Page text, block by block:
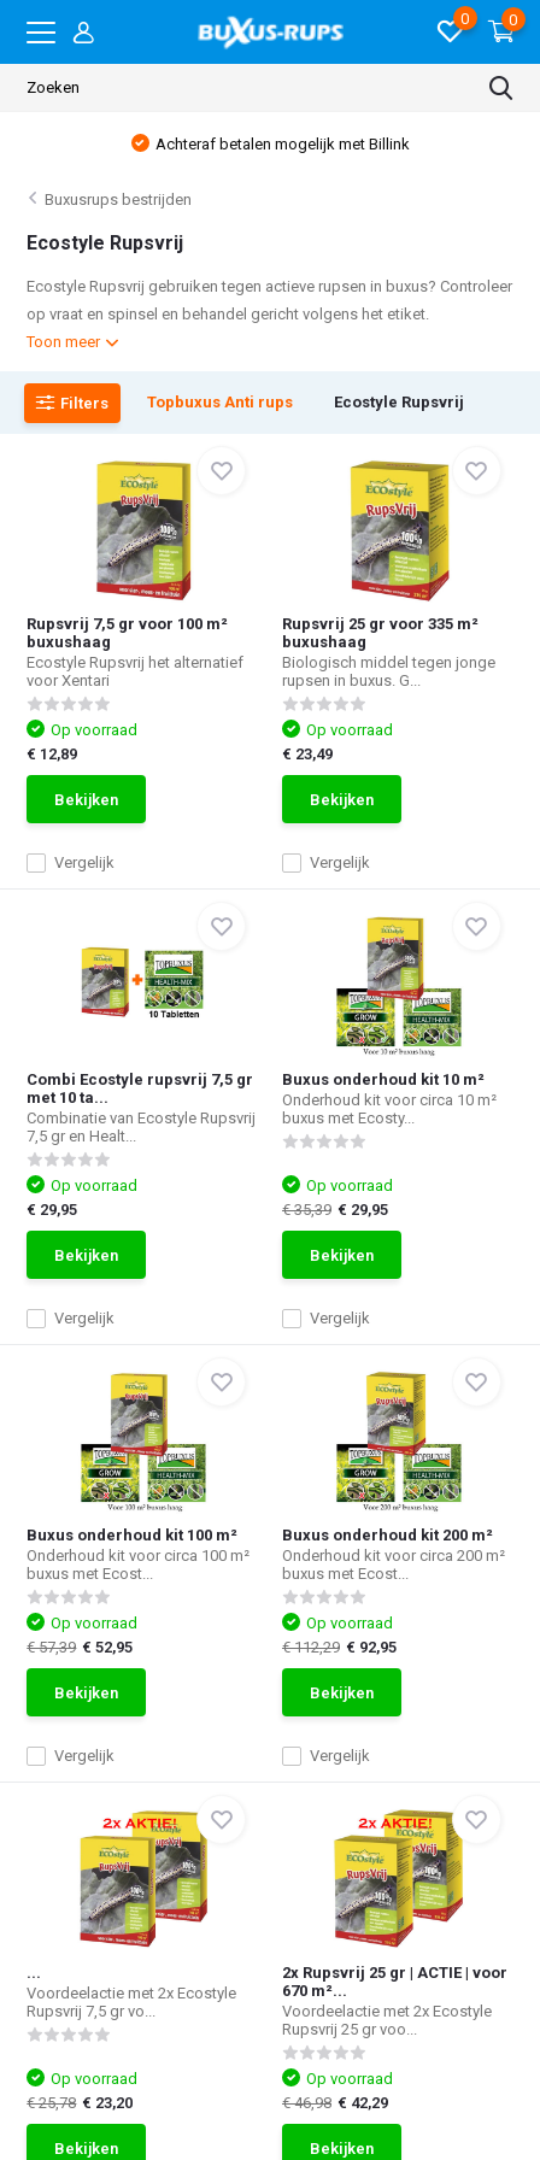
0 0
Achteraf betalen mogelijk met Billink
Buxusrups bestrijden
Ecostyle Rupsvrij
Ecostyle Rupsvrij gebruiken tegen actieve rupsen in buxus? Controleer
op vraat en spinsel en behandel gericht volgens het etiket.
Toon meer
Filters Topbuxus Anti rups Ecostyle Rupsvrij
Rupsvrij 7,5 gr voor 100 m²
buxushaag
Ecostyle Rupsvrij het alternatief
voor Xentari
Vergelijk
Op voorraad
€ 12,89
Bekijken
Rupsvrij 25 gr voor 335 m²
buxushaag
Biologisch middel tegen jonge
rupsen in buxus. G...
Vergelijk
Op voorraad
€ 23,49
Bekijken
Combi Ecostyle rupsvrij 7,5 gr
met 10 ta...
Combinatie van Ecostyle Rupsvrij
7,5 gr en Healt...
Vergelijk
Op voorraad
€ 29,95
Bekijken
Buxus onderhoud kit 10 m²
Onderhoud kit voor circa 10 m²
buxus met Ecosty...
Vergelijk
Op voorraad
€ 35,39 € 29,95
Bekijken
Buxus onderhoud kit 100 m²
Onderhoud kit voor circa 100 m²
buxus met Ecost...
Vergelijk
Op voorraad
€ 57,39 € 52,95
Bekijken
Buxus onderhoud kit 200 m²
Onderhoud kit voor circa 200 m²
buxus met Ecost...
Vergelijk
Op voorraad
€ 112,29 € 92,95
Bekijken
...
Voordeelactie met 2x Ecostyle
Rupsvrij 7,5 gr vo...
Op voorraad
€ 25,78 € 23,20
Bekijken
2x Rupsvrij 25 gr | ACTIE | voor
670 m²...
Voordeelactie met 2x Ecostyle
Rupsvrij 25 gr voo...
Op voorraad
€ 46,98 € 42,29
Bekijken